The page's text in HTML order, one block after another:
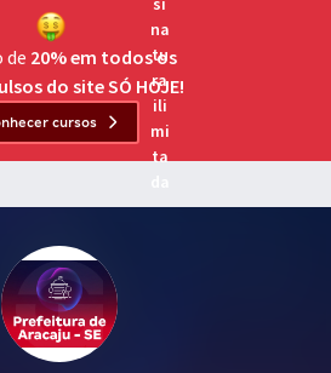
para o Exame da
para as principais
de 20% em todos os
do site SÓ HOJE!
cursos